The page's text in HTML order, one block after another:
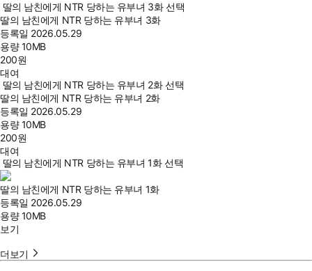
딸의 남친에게 NTR 당하는 유부녀 3화 선택
딸의 남친에게 NTR 당하는 유부녀 3화
등록일 2026.05.29
용량10MB
200원
대여
딸의 남친에게 NTR 당하는 유부녀 2화 선택
딸의 남친에게 NTR 당하는 유부녀 2화
등록일 2026.05.29
용량10MB
200원
대여
딸의 남친에게 NTR 당하는 유부녀 1화 선택
딸의 남친에게 NTR 당하는 유부녀 1화
등록일 2026.05.29
용량10MB
보기
더보기